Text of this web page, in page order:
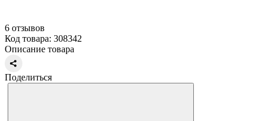
6 отзывов
Код товара: 308342
Описание товара
Поделиться